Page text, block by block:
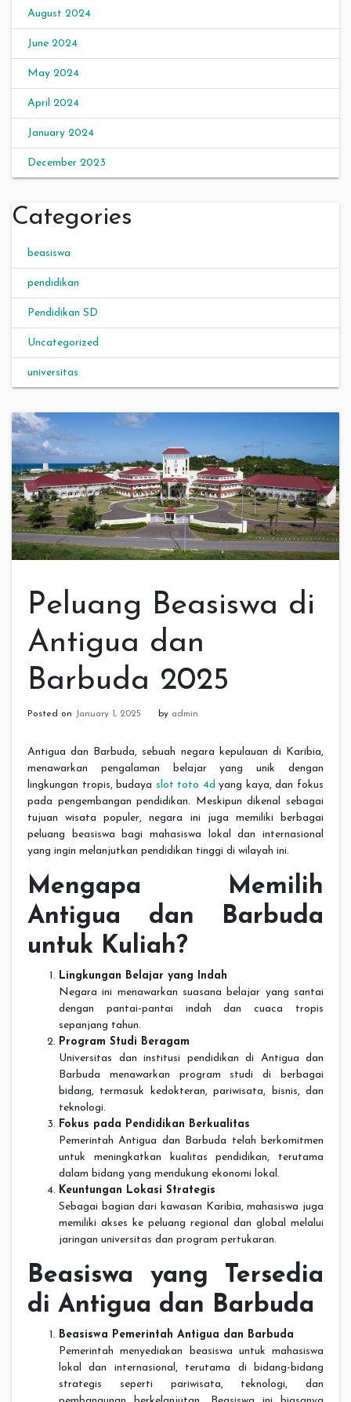
August 2024
June 2024
May 2024
April 2024
January 2024
December 2023
Categories
beasiswa
pendidikan
Pendidikan SD
Uncategorized
universitas
Peluang Beasiswa di
Antigua dan
Barbuda 2025
Posted on January 1, 2025 by admin
Antigua dan Barbuda, sebuah negara kepulauan di Karibia,
menawarkan pengalaman belajar yang unik dengan
lingkungan tropis, budaya slot toto 4d yang kaya, dan fokus
pada pengembangan pendidikan. Meskipun dikenal sebagai
tujuan wisata populer, negara ini juga memiliki berbagai
peluang beasiswa bagi mahasiswa lokal dan internasional
yang ingin melanjutkan pendidikan tinggi di wilayah ini.
Mengapa Memilih
Antigua dan Barbuda
untuk Kuliah?
Lingkungan Belajar yang Indah
Negara ini menawarkan suasana belajar yang santai
dengan pantai-pantai indah dan cuaca tropis
sepanjang tahun.
Program Studi Beragam
Universitas dan institusi pendidikan di Antigua dan
Barbuda menawarkan program studi di berbagai
bidang, termasuk kedokteran, pariwisata, bisnis, dan
teknologi.
Fokus pada Pendidikan Berkualitas
Pemerintah Antigua dan Barbuda telah berkomitmen
untuk meningkatkan kualitas pendidikan, terutama
dalam bidang yang mendukung ekonomi lokal.
Keuntungan Lokasi Strategis
Sebagai bagian dari kawasan Karibia, mahasiswa juga
memiliki akses ke peluang regional dan global melalui
jaringan universitas dan program pertukaran.
Beasiswa yang Tersedia
di Antigua dan Barbuda
Beasiswa Pemerintah Antigua dan Barbuda
Pemerintah menyediakan beasiswa untuk mahasiswa
lokal dan internasional, terutama di bidang-bidang
strategis seperti pariwisata, teknologi, dan